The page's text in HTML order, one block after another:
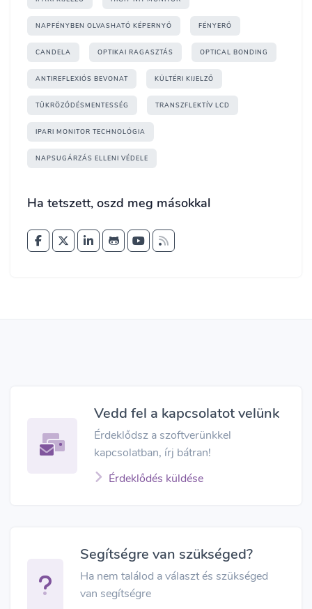
NAPFÉNYBEN OLVASHATÓ KÉPERNYŐ FÉNYERŐ
CANDELA OPTIKAI RAGASZTÁS OPTICAL BONDING
ANTIREFLEXIÓS BEVONAT KÜLTÉRI KIJELZŐ
TÜKRÖZŐDÉSMENTESSÉG TRANSZFLEKTÍV LCD
IPARI MONITOR TECHNOLÓGIA
NAPSUGÁRZÁS ELLENI VÉDELE
Ha tetszett, oszd meg másokkal
Vedd fel a kapcsolatot velünk
Érdeklődsz a szoftverünkkel
kapcsolatban, írj bátran!
Érdeklődés küldése
Segítségre van szükséged?
Ha nem találod a választ és szükséged
van segítségre